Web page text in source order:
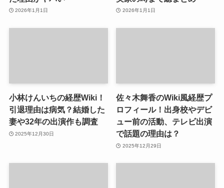
2026年1月1日 2026年1月1日
小林けんいちの経歴Wiki！
引退理由は病気？結婚した
妻や32年の出演作も調査
2025年12月30日
佐々木舞香のWiki風経歴プ
ロフィール！出身校やデビ
ュー前の活動、テレビ出演
で話題の理由は？
2025年12月29日